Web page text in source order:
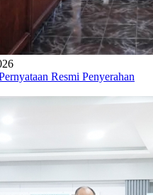
Resmi Penyerahan